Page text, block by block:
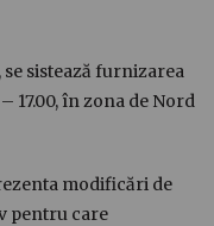
sistează furnizarea
17.00, în zona de Nord
modificări de
pentru care